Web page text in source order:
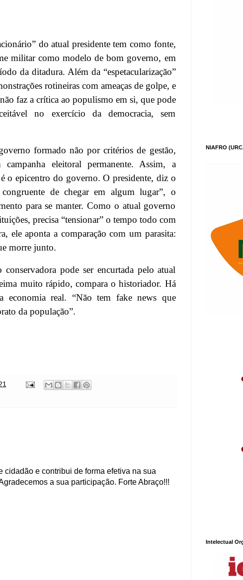
do atual presidente tem como fonte,
militar como modelo de bom governo, em
da ditadura. Além da “espetacularização”
rotineiras com ameaças de golpe, e
faz a crítica ao populismo em si, que pode
no exercício da democracia, sem
formado não por critérios de gestão,
eleitoral permanente. Assim, a
o epicentro do governo. O presidente, diz o
de chegar em algum lugar”, o
para se manter. Como o atual governo
precisa “tensionar” o tempo todo com
ele aponta a comparação com um parasita:
morre junto.
pode ser encurtada pelo atual
muito rápido, compara o historiador. Há
economia real. “Não tem fake news que
da população”.
cidadão e contribui de forma efetiva na sua
a sua participação. Forte Abraço!!!
NIAFRO
Intelectual